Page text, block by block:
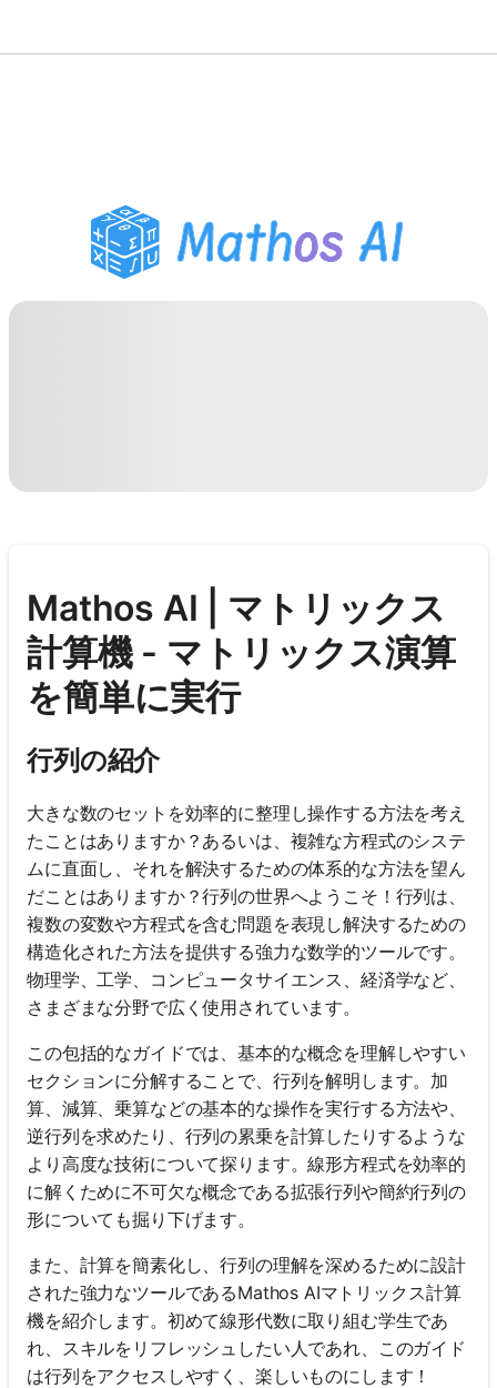
PDF宿題ヘルパー
学習ツール
Mathos AI | マトリックス
計算機 - マトリックス演算
を簡単に実行
行列の紹介
大きな数のセットを効率的に整理し操作する方法を考え
たことはありますか？あるいは、複雑な方程式のシステ
ムに直面し、それを解決するための体系的な方法を望ん
だことはありますか？行列の世界へようこそ！行列は、
複数の変数や方程式を含む問題を表現し解決するための
構造化された方法を提供する強力な数学的ツールです。
物理学、工学、コンピュータサイエンス、経済学など、
さまざまな分野で広く使用されています。
この包括的なガイドでは、基本的な概念を理解しやすい
セクションに分解することで、行列を解明します。加
算、減算、乗算などの基本的な操作を実行する方法や、
逆行列を求めたり、行列の累乗を計算したりするような
より高度な技術について探ります。線形方程式を効率的
に解くために不可欠な概念である拡張行列や簡約行列の
形についても掘り下げます。
また、計算を簡素化し、行列の理解を深めるために設計
された強力なツールであるMathos AIマトリックス計算
機を紹介します。初めて線形代数に取り組む学生であ
れ、スキルをリフレッシュしたい人であれ、このガイド
は行列をアクセスしやすく、楽しいものにします！